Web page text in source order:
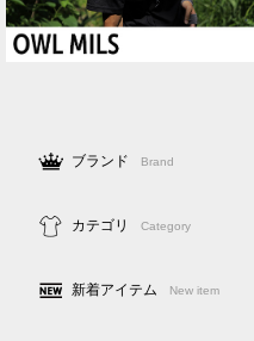
ブランド Brand
カテゴリ Category
新着アイテム New item